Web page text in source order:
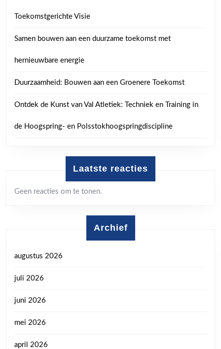
Toekomstgerichte Visie
Samen bouwen aan een duurzame toekomst met
hernieuwbare energie
Duurzaamheid: Bouwen aan een Groenere Toekomst
Ontdek de Kunst van Val Atletiek: Techniek en Training in
de Hoogspring- en Polsstokhoogspringdiscipline
Laatste reacties
Geen reacties om te tonen.
Archief
augustus 2026
juli 2026
juni 2026
mei 2026
april 2026